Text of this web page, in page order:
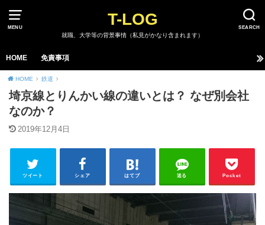
MENU SEARCH
T-LOG
就職、大学等の背景事情（私見がかなり含まれます）
HOME 免責事項
HOME 鉄道
埼京線とりんかい線の違いとは？ なぜ別会社
なのか？
2019年12月4日
ツイート シェア はてブ 送る Pocket